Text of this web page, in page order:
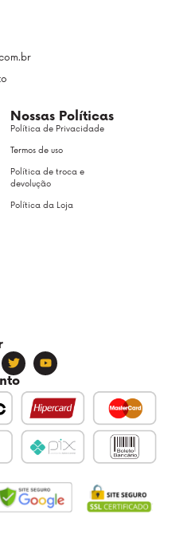
Nossas Políticas
Política de Privacidade
Termos de uso
Política de troca e
devolução
Política da Loja